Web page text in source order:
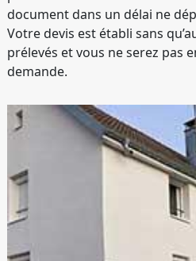
document dans un délai ne
Votre devis est établi sans
prélevés et vous ne serez pas
demande.